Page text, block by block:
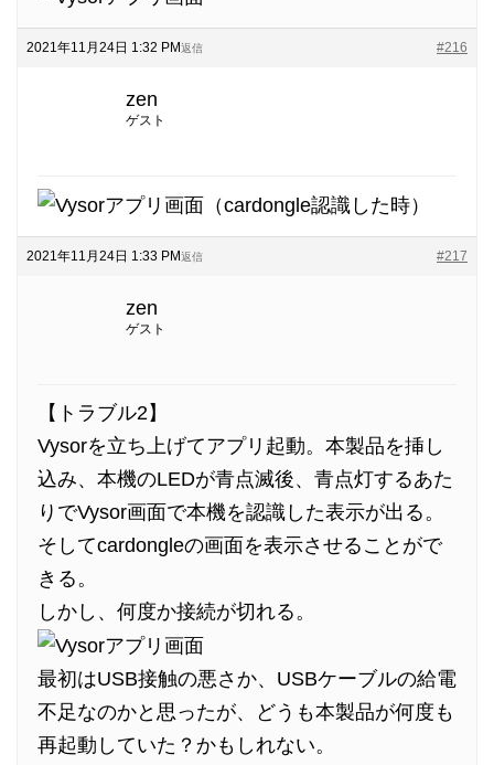
2021年11月24日 1:32 PM #216
返信
zen
ゲスト
2021年11月24日 1:33 PM #217
返信
zen
ゲスト
【トラブル2】
Vysorを立ち上げてアプリ起動。本製品を挿し
込み、本機のLEDが青点滅後、青点灯するあた
りでVysor画面で本機を認識した表示が出る。
そしてcardongleの画面を表示させることがで
きる。
しかし、何度か接続が切れる。
最初はUSB接触の悪さか、USBケーブルの給電
不足なのかと思ったが、どうも本製品が何度も
再起動していた？かもしれない。